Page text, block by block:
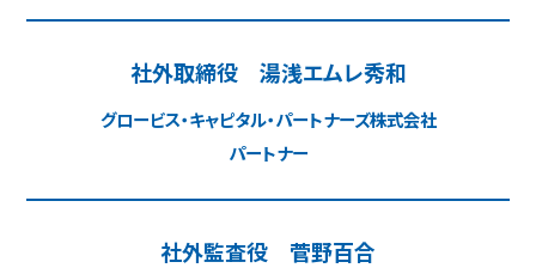
社外取締役 湯浅エムレ秀和
グロービス・キャピタル・パートナーズ株式会社
パートナー
社外監査役 菅野百合